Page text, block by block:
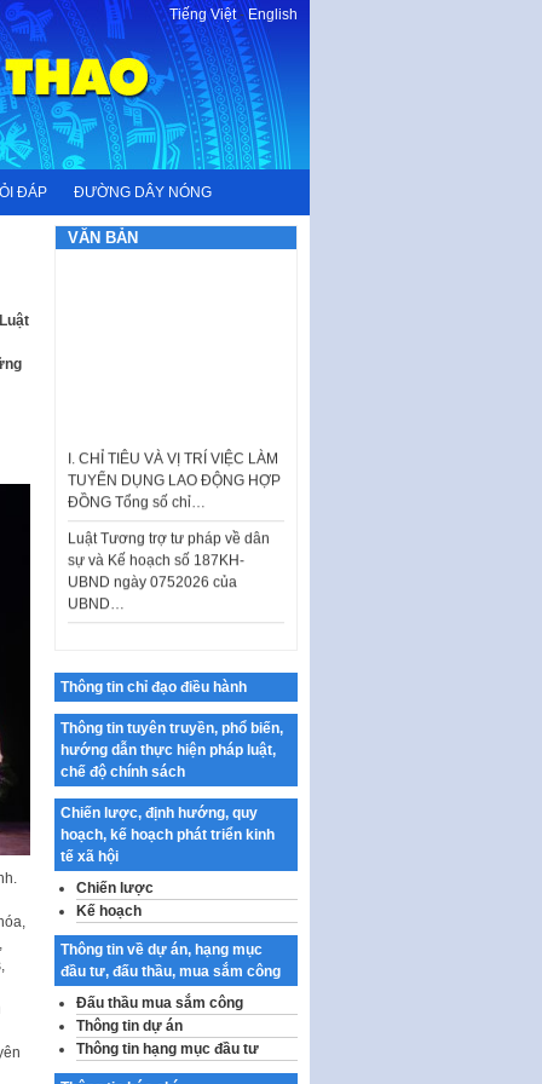
Tiếng Việt-English
ĐÁP ĐƯỜNG DÂY NÓNG
VĂN BẢN
TUYỂN DỤNG LAO ĐỘNG HỢP
ĐỒNG Tổng số chỉ…
Luật Tương trợ tư pháp về dân
sự và Kế hoạch số 187KH-
UBND ngày 0752026 của
UBND…
Ban hành Danh mục vị trí khai
Kế hoạch Tổ chức Cuộc thi
chính luận về bảo vệ nền tảng tư
tưởng của Đảng…
Công bố công khai dự toán kinh
thiện thể chế, chính…
Quy định về nghiên cứu, ứng
dụng khoa học, công nghệ, đổi
mới sáng tạo và chuyển…
thi hành một số điều của Luật Lý
lịch tư…
Sửa đổi, bổ sung một số nội
dung tại Nghị quyết số 30/NQ-
CP ngày 24 tháng 02…
Thông tin chỉ đạo điều hành
Thông tin tuyên truyền, phổ biến,
hướng dẫn thực hiện pháp luật,
chế độ chính sách
Chiến lược, định hướng, quy
hoạch, kế hoạch phát triển kinh
tế xã hội
Chiến lược
Kế hoạch
Thông tin về dự án, hạng mục
đầu tư, đấu thầu, mua sắm công
Đấu thầu mua sắm công
Thông tin dự án
Thông tin hạng mục đầu tư